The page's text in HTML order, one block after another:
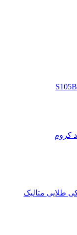
کروم
طلایی متالیک